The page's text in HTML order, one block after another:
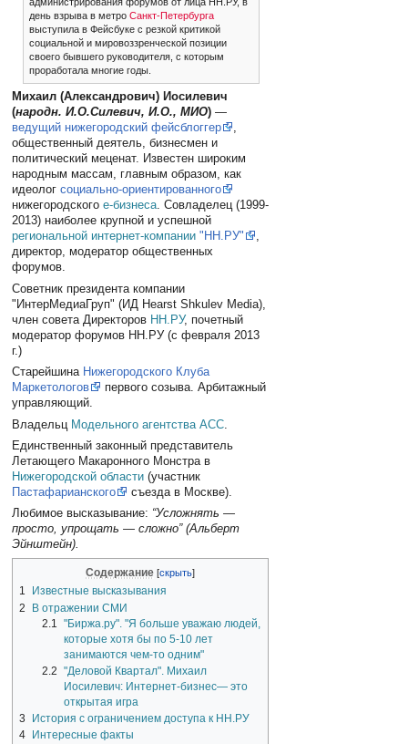
день взрыва в метро Санкт-Петербурга
выступила в Фейсбуке с резкой критикой
социальной и мировоззренческой позиции
своего бывшего руководителя, с которым
проработала многие годы.
Михаил (Александрович) Иосилевич
(народн. И.О.Силевич, И.О., МИО) —
ведущий нижегородский фейсблоггер
,
общественный деятель, бизнесмен и
политический меценат. Известен широким
народным массам, главным образом, как
идеологсоциально-ориентированного
нижегородскогое-бизнеса. Совладелец (1999-
2013) наиболее крупной и успешной
региональной интернет-компании "НН.РУ"
,
директор, модератор общественных
форумов.
Советник президента компании
"ИнтерМедиаГруп" (ИД Hearst Shkulev Media),
член совета Директоров НН.РУ, почетный
модератор форумов НН.РУ (с февраля 2013
г.)
Старейшина Нижегородского Клуба
Маркетологов
первого созыва. Арбитажный
управляющий.
Владельц Модельного агентства АСС
Единственный законный представитель
Летающего Макаронного Монстра в
Нижегородской области (участник
Пастафарианского
съезда в Москве).
Любимое высказывание: “Усложнять —
просто, упрощать — сложно” (Альберт
Эйнштейн).
Содержание
1
Известные высказывания
2
В отражении СМИ
2.1
"Биржа.ру". "Я больше уважаю людей,
которые хотя бы по 5-10 лет
занимаются чем-то одним"
2.2 "Деловой Квартал". Михаил
Иосилевич: Интернет-бизнес— это
открытая игра
3
История с ограничением доступа к НН.РУ
4
Интересные факты